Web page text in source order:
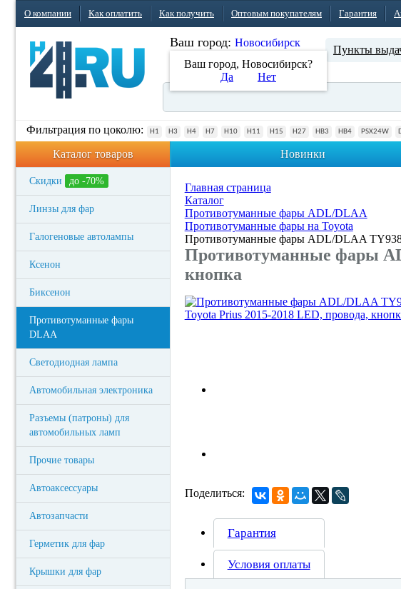
О компании Как оплатить Как получить Оптовым покупателям Гарантия
Ваш город: Новосибирск
Ваш город, Новосибирск?
Да
Нет
Пункты
Фильтрация по цоколю: H1 H3 H4 H7 H10 H11 H15 H27 HB3 HB4 PSX24W
Каталог товаров
Новинки
Скидки до -70%
Линзы для фар
Галогеновые автолампы
Ксенон
Биксенон
Противотуманные фары
DLAA
Светодиодная лампа
Автомобильная электроника
Разъемы (патроны) для
автомобильных ламп
Прочие товары
Автоаксессуары
Автозапчасти
Герметик для фар
Крышки для фар
Главная страница
Каталог
Противотуманные фары ADL/DLAA
Противотуманные фары на Toyota
Противотуманные фары ADL/DLAA
Противотуманные фары
кнопка
Поделиться:
Гарантия
Условия оплаты